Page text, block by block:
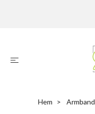
Hem Armband